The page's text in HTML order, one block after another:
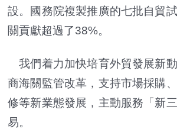
設。國務院複製推廣的七批自貿
關貢獻超過了38%。
我們着力加快培育外貿發展新
商海關監管改革，支持市場採購
修等新業態發展，主動服務「新
易。